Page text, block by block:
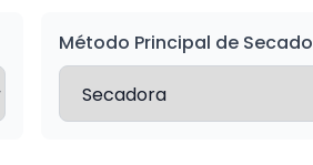
Método Principal de Secado